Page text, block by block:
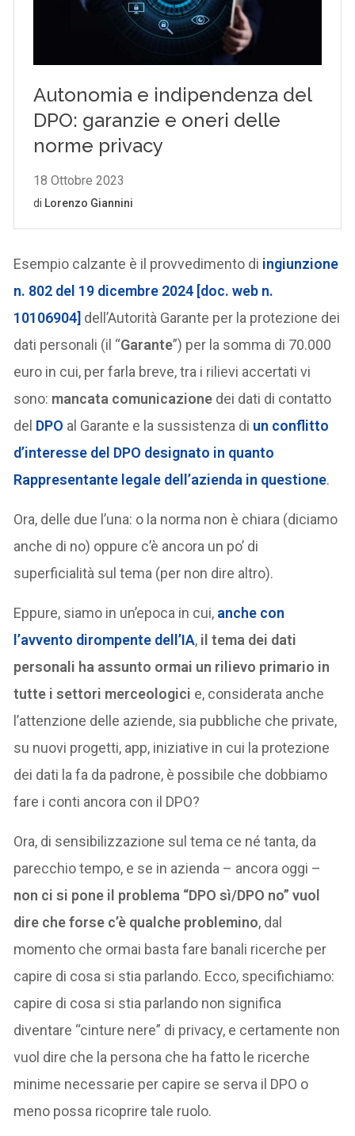
Esempio calzante è il provvedimento di ingiunzione
n. 802 del 19 dicembre 2024 [doc. web n.
10106904] dell’Autorità Garante per la protezione dei
dati personali (il “Garante”) per la somma di 70.000
euro in cui, per farla breve, tra i rilievi accertati vi
sono: mancata comunicazione dei dati di contatto
del DPO al Garante e la sussistenza di un conflitto
d’interesse del DPO designato in quanto
Rappresentante legale dell’azienda in questione.
Ora, delle due l’una: o la norma non è chiara (diciamo
anche di no) oppure c’è ancora un po’ di
superficialità sul tema (per non dire altro).
Eppure, siamo in un’epoca in cui, anche con
l’avvento dirompente dell’IA, il tema dei dati
personali ha assunto ormai un rilievo primario in
tutte i settori merceologici e, considerata anche
l’attenzione delle aziende, sia pubbliche che private,
su nuovi progetti, app, iniziative in cui la protezione
dei dati la fa da padrone, è possibile che dobbiamo
fare i conti ancora con il DPO?
Ora, di sensibilizzazione sul tema ce né tanta, da
parecchio tempo, e se in azienda – ancora oggi –
non ci si pone il problema “DPO sì/DPO no” vuol
dire che forse c’è qualche problemino, dal
momento che ormai basta fare banali ricerche per
capire di cosa si stia parlando. Ecco, specifichiamo:
capire di cosa si stia parlando non significa
diventare “cinture nere” di privacy, e certamente non
vuol dire che la persona che ha fatto le ricerche
minime necessarie per capire se serva il DPO o
meno possa ricoprire tale ruolo.